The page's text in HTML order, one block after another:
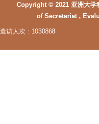
Copyright © 2021 亚洲大学
of Secretariat ,
造访人次 : 1030868